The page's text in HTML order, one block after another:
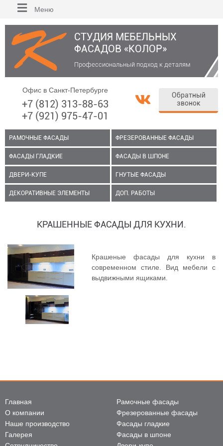
Меню
СТУДИЯ МЕБЕЛЬНЫХ
ФАСАДОВ «КОЛОР»
Профессиональный подход к деталям
Офис в Санкт-Петербурге
+7 (812) 313-88-63
+7 (921) 975-47-01
Обратный
звонок
РАМОЧНЫЕ ФАСАДЫ ФРЕЗЕРОВАННЫЕ ФАСАДЫ
ФАСАДЫ ГЛАДКИЕ ФАСАДЫ В ШПОНЕ
ДВЕРИ-КУПЕ ГНУТЫЕ ФАСАДЫ
ДЕКОРАТИВНЫЕ ЭЛЕМЕНТЫ ДОП. РАБОТЫ
КРАШЕННЫЕ ФАСАДЫ ДЛЯ КУХНИ.
Крашеные фасады для кухни в
современном стиле. Вид мебели с
выдвижными ящиками.
Главная
О компании
Наше производство
Галерея
Рамочные фасады
Фрезерованные фасады
Фасады гладкие
Фасады в шпоне